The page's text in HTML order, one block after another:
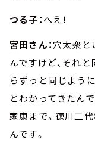
つる子：へえ！
宮田さん：穴太衆と
んですけど、それ
らずっと同じよう
とわかってきたん
家康まで。徳川二
んです。